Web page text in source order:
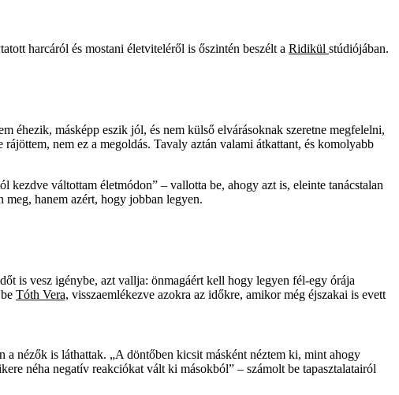
harcáról és mostani életviteléről is őszintén beszélt a Ridikül stúdiójában.
éhezik, másképp eszik jól, és nem külső elvárásoknak szeretne megfelelni,
nem ez a megoldás. Tavaly aztán valami átkattant, és komolyabb
váltottam életmódon” – vallotta be, ahogy azt is, eleinte tanácstalan
hanem azért, hogy jobban legyen.
is vesz igénybe, azt vallja: önmagáért kell hogy legyen fél-egy órája
Tóth Vera, visszaemlékezve azokra az időkre, amikor még éjszakai is evett
nézők is láthattak. „A döntőben kicsit másként néztem ki, mint ahogy
néha negatív reakciókat vált ki másokból” – számolt be tapasztalatairól